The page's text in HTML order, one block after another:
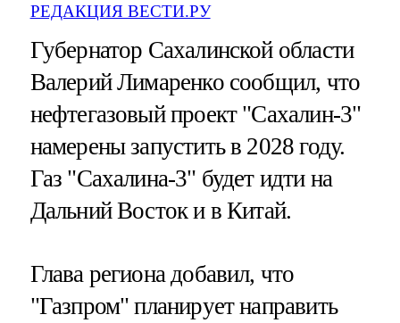
РЕДАКЦИЯ ВЕСТИ.РУ
Губернатор Сахалинской области
Валерий Лимаренко сообщил, что
нефтегазовый проект "Сахалин-3"
намерены запустить в 2028 году.
Газ "Сахалина-3" будет идти на
Дальний Восток и в Китай.
Глава региона добавил, что
"Газпром" планирует направить